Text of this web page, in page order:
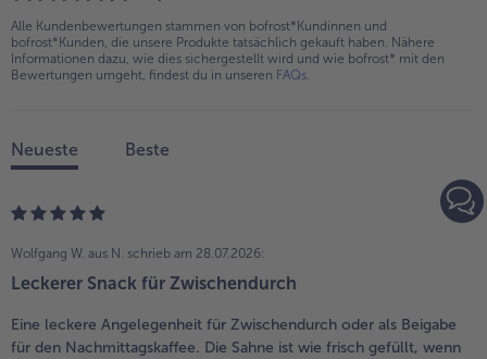
Alle Kundenbewertungen stammen von bofrost*Kundinnen und
bofrost*Kunden, die unsere Produkte tatsächlich gekauft haben. Nähere
Informationen dazu, wie dies sichergestellt wird und wie bofrost* mit den
Bewertungen umgeht, findest du in unseren FAQs
Neueste Beste
Wolfgang W. aus N. schrieb am 28.07.2026:
Leckerer Snack für Zwischendurch
Eine leckere Angelegenheit für Zwischendurch oder als Beigabe
für den Nachmittagskaffee. Die Sahne ist wie frisch gefüllt, wenn